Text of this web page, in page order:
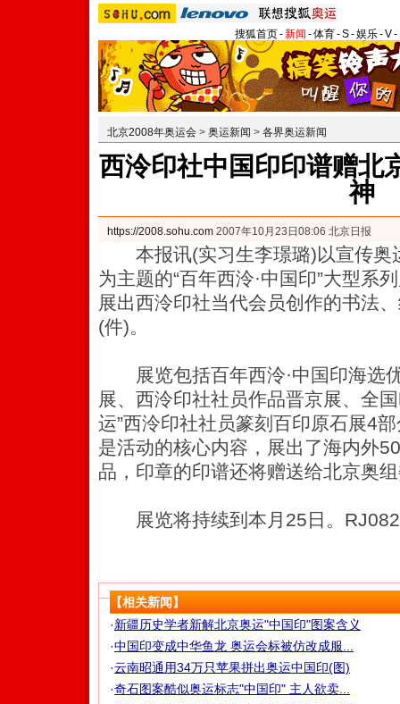
搜狐首页-新闻 -体育-S-娱乐-V-
北京2008年奥运会 > 奥运新闻 > 各界奥运新闻
西泠印社中国印印谱赠北
神
https://2008.sohu.com 2007年10月23日08:06 北京日报
本报讯(实习生李璟璐)以宣传奥
为主题的“百年西泠·中国印”大型系
展出西泠印社当代会员创作的书法
(件)。
展览包括百年西泠·中国印海选
展、西泠印社社员作品晋京展、全
运”西泠印社社员篆刻百印原石展4
是活动的核心内容，展出了海内外
品，印章的印谱还将赠送给北京奥
展览将持续到本月25日。RJ082
【相关新闻】
·新疆历史学者新解北京奥运"中国印"图案含义
·中国印变成中华鱼龙 奥运会标被仿改成服...
·云南昭通用34万只苹果拼出奥运中国印(图)
·奇石图案酷似奥运标志"中国印" 主人欲卖...